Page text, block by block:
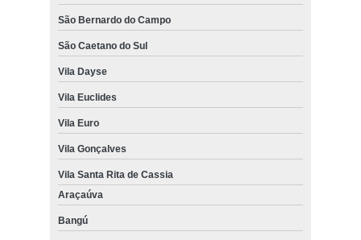
São Bernardo do Campo
São Caetano do Sul
Vila Dayse
Vila Euclides
Vila Euro
Vila Gonçalves
Vila Santa Rita de Cassia
Araçaúva
Bangú